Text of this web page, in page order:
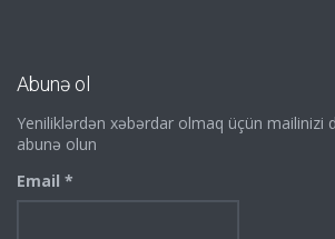
Abunə ol
Yeniliklərdən xəbərdar olmaq üçün mailinizi
abunə olun
Email *